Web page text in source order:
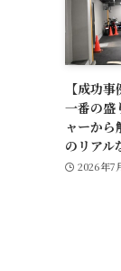
【成功
一番の盛
ャーから
のリアル
2026年7